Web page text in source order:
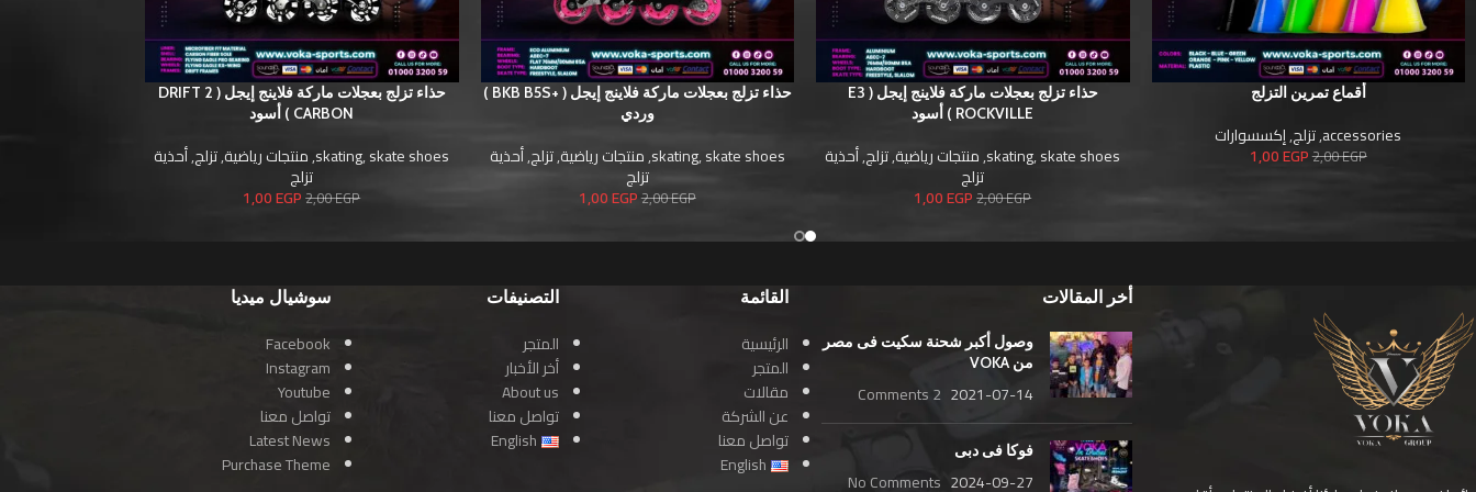
أقماع تمرين التزلج
accessories
,تزلج,إكسسوارات
2,00EGP
1,00EGP
حذاء تزلج بعجلات ماركة فلاينج إيجل ( E3
ROCKVILLE ) أسود
skating,skate shoes
,منتجات رياضية,تزلج,أحذية
تزلج
2,00EGP
1,00EGP
حذاء تزلج بعجلات ماركة فلاينج إيجل ( +BKB B5S )
وردي
skating,skate shoes
,منتجات رياضية,تزلج,أحذية
تزلج
2,00EGP
1,00EGP
حذاء تزلج بعجلات ماركة فلاينج إيجل ( DRIFT 2
CARBON ) أسود
skating,skate shoes
,منتجات رياضية,تزلج,أحذية
تزلج
2,00EGP
1,00EGP
أخر المقالات
وصول أكبر شحنة سكيت فى مصر
من VOKA
2021-07-14
2 Comments
فوكا فى دبى
2024-09-27
No Comments
القائمة
الرئيسية
المتجر
مقالات
عن الشركة
تواصل معنا
English
التصنيفات
المتجر
أخر الأخبار
About us
تواصل معنا
English
سوشيال ميديا
Facebook
Instagram
Youtube
تواصل معنا
Latest News
Purchase Theme